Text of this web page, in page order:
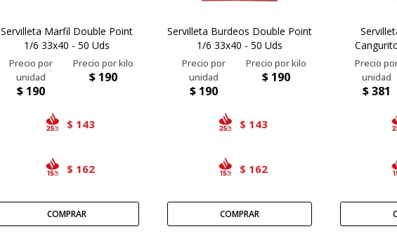
Servilleta Marfil Double Point
1/6 33x40 - 50 Uds
$ 190
$ 190
$ 143
$ 162
Servilleta Burdeos Double Point
1/6 33x40 - 50 Uds
$ 190
$ 190
$ 143
$ 162
$381